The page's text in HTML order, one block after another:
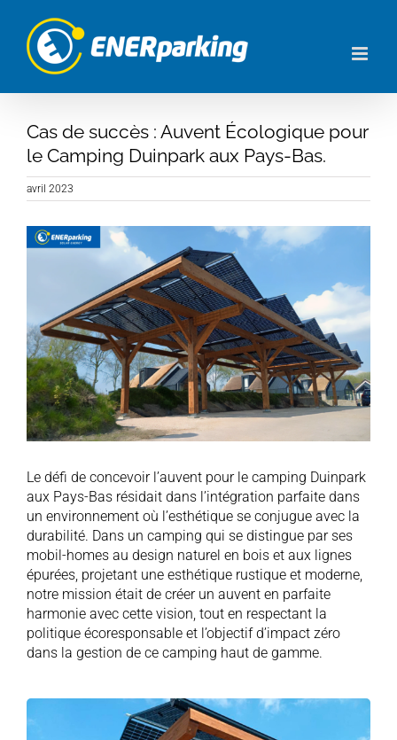
content
Cas de succès : Auvent Écologique pour
le Camping Duinpark aux Pays-Bas.
avril 2023
View
Larger
Le défi de concevoir l’auvent pour le camping Duinpark
aux Pays-Bas résidait dans l’intégration parfaite dans
un environnement où l’esthétique se conjugue avec la
durabilité. Dans un camping qui se distingue par ses
mobil-homes au design naturel en bois et aux lignes
épurées, projetant une esthétique rustique et moderne,
notre mission était de créer un auvent en parfaite
harmonie avec cette vision, tout en respectant la
politique écoresponsable et l’objectif d’impact zéro
dans la gestion de ce camping haut de gamme.